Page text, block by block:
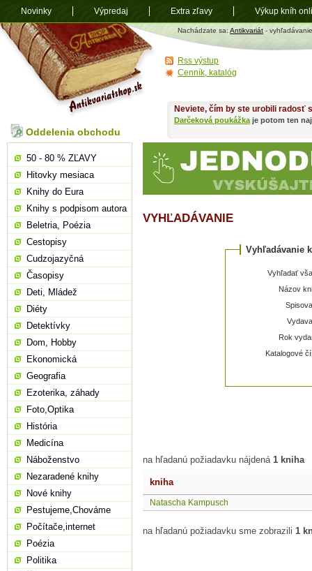
Antikvariát
shop.sk
Nachádzate sa: Antikvariát - vyhľadávanie
VYHĽADÁVANIE
Vyhľadávanie
Vyhľadať
Názov
Rok
Katalogové
na hľadanú požiadavku nájdená 1 kniha
kniha
Natascha Kampusch
na hľadanú požiadavku sme zobrazili 1
Neviete, čím by ste urobili radosť
Darčeková poukážka je potom ten
Oddelenia obchodu
50 - 80 % ZĽAVY
Hitovky mesiaca
Knihy do Eura
Knihy s podpisom autora
Beletria, Poézia
Cestopisy
Cudzojazyčná
Časopisy
Deti, Mládež
Diéty
Detektívky
Dom, Hobby
Ekonomická
Geografia
Ezoterika, záhady
Foto,Optika
História
Medicína
Náboženstvo
Nezaradené knihy
Nové knihy
Pestujeme,Chováme
Počítače,internet
Poézia
Politika
Rss výstup
Cenník, katalóg
Novinky Výpredaj Extra zľavy Výkup kníh